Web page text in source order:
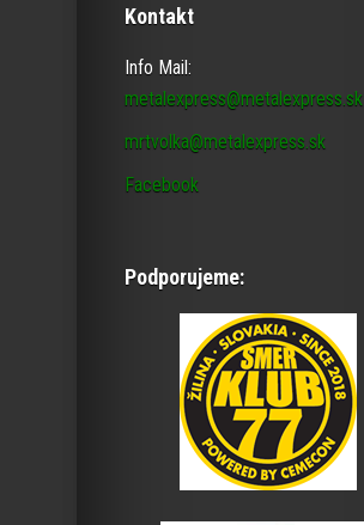
Kontakt
Info Mail:
metalexpress@metalexpress.sk
mrtvolka@metalexpress.sk
Facebook
Podporujeme: